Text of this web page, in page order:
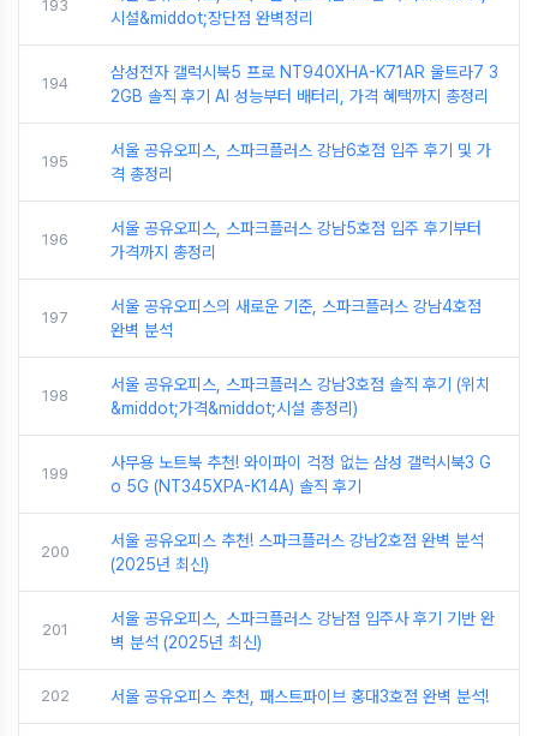
193
시설&middot;장단점 완벽정리
194
삼성전자 갤럭시북5 프로 NT940XHA-K71AR 울트라7 3
2GB 솔직 후기 AI 성능부터 배터리, 가격 혜택까지 총정리
195
서울 공유오피스, 스파크플러스 강남6호점 입주 후기 및 가
격 총정리
196
서울 공유오피스, 스파크플러스 강남5호점 입주 후기부터
가격까지 총정리
197
서울 공유오피스의 새로운 기준, 스파크플러스 강남4호점
완벽 분석
198
서울 공유오피스, 스파크플러스 강남3호점 솔직 후기 (위치
&middot;가격&middot;시설 총정리)
199
사무용 노트북 추천! 와이파이 걱정 없는 삼성 갤럭시북3 G
o 5G (NT345XPA-K14A) 솔직 후기
200
서울 공유오피스 추천! 스파크플러스 강남2호점 완벽 분석
(2025년 최신)
201
서울 공유오피스, 스파크플러스 강남점 입주사 후기 기반 완
벽 분석 (2025년 최신)
202 서울 공유오피스 추천, 패스트파이브 홍대3호점 완벽 분석!